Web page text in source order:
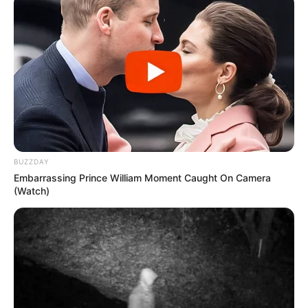
integralmente em instituição privada, na condição de
bolsista integral da respectiva instituição; e
- estudante que tenha cursado o ensino médio completo
em instituição privada, na condição de bolsista parcial da
respectiva instituição ou sem a condição de bolsista.
Renda
Para participar do processo o candidato deve preencher
alguns critérios como as exigências de faixas de renda per
capita: até 1,5 salário-mínimo, para bolsa integral; e até 3
salários mínimos, para bolsa parcial que representa 50% do
valor da mensalidade do curso.
estudantes inscritos nos processos seletivos do ProUni
considerará as notas obtidas nas duas últimas edições do
Enem imediatamente anteriores ao processo seletivo do
ProUni para ingresso em curso de graduação ou sequencial
de formação específica.
A lista de critérios para a inscrição exige ainda que o
candidato à bolsa seja brasileiro, não portador de diploma
de curso superior que tenha participado do Enem em
qualquer das duas últimas edições e que atenda a pelo
BUZZDAY
Embarrassing Prince William Moment Caught On Camera
(Watch)